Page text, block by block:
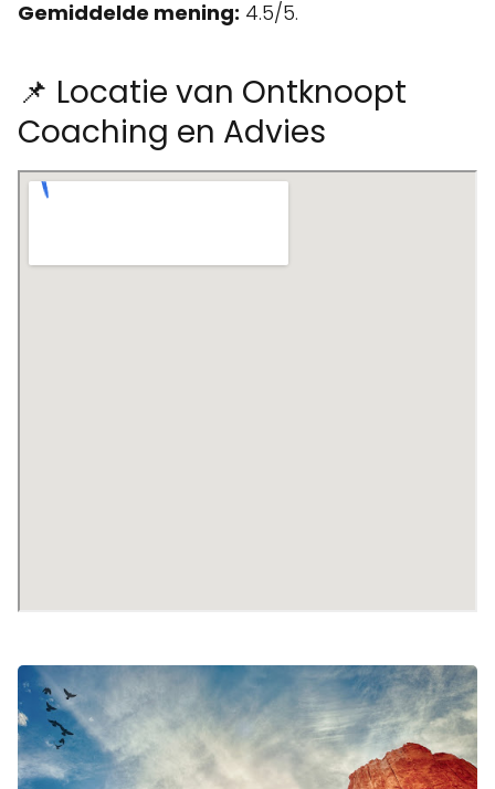
Gemiddelde mening: 4.5/5.
📌 Locatie van Ontknoopt
Coaching en Advies